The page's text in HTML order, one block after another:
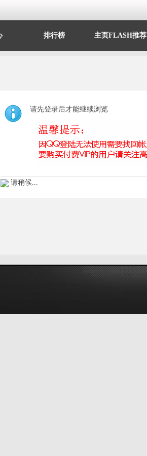
排行榜 主页FLASH推荐
请先登录后才能继续浏览
请稍候...